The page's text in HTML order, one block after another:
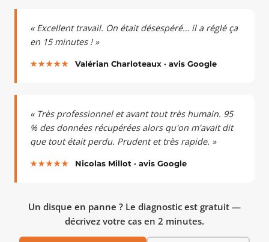
« Excellent travail. On était désespéré… il a réglé ça
en 15 minutes ! »
★★★★★ Valérian Charloteaux · avis Google
« Très professionnel et avant tout très humain. 95
% des données récupérées alors qu'on m'avait dit
que tout était perdu. Prudent et très rapide. »
★★★★★ Nicolas Millot · avis Google
Un disque en panne ? Le diagnostic est gratuit —
décrivez votre cas en 2 minutes.